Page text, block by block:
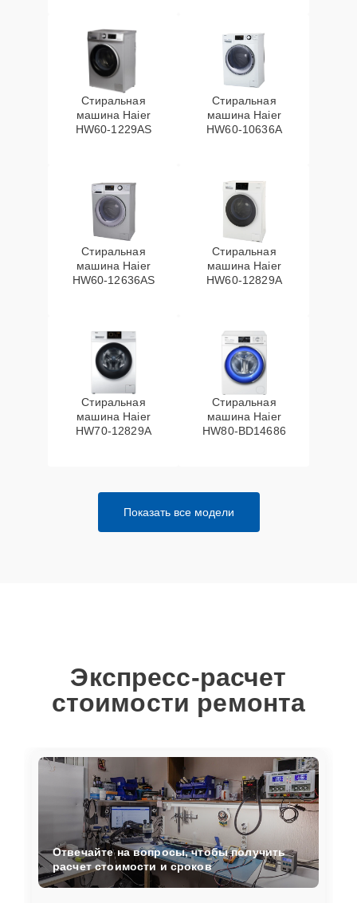
Стиральная
машина Haier
HW60-1229AS
Стиральная
машина Haier
HW60-10636A
Стиральная
машина Haier
HW60-12636AS
Стиральная
машина Haier
HW60-12829A
Стиральная
машина Haier
HW70-12829A
Стиральная
машина Haier
HW80-BD14686
Показать все модели
Экспресс-расчет
стоимости ремонта
Отвечайте на вопросы, чтобы получить
расчет стоимости и сроков